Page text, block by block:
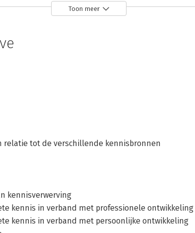
docent, begeleidingskundige, supervisor en
Nicolien van Tol
Toon meer
relatie tot de verschillende kennisbronnen
kennisverwerving
kennis in verband met professionele ontwikkeling
kennis in verband met persoonlijke ontwikkeling